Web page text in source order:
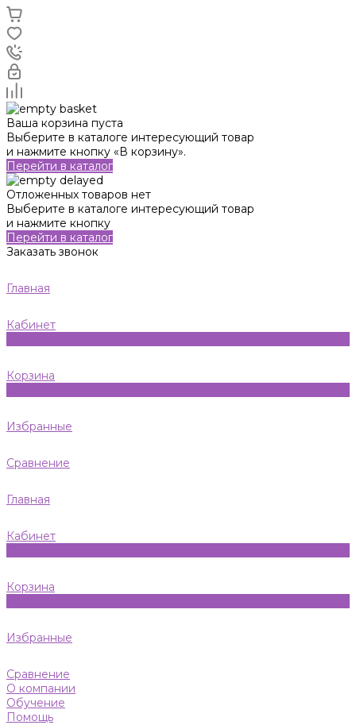
Ваша корзина пуста
Выберите в каталоге интересующий товар
и нажмите кнопку «В корзину».
Перейти в каталог
Отложенных товаров нет
Выберите в каталоге интересующий товар
и нажмите кнопку
Перейти в каталог
Заказать звонок
Главная
Кабинет
Корзина
Избранные
Сравнение
Главная
Кабинет
Корзина
Избранные
Сравнение
О компании
Обучение
Помощь